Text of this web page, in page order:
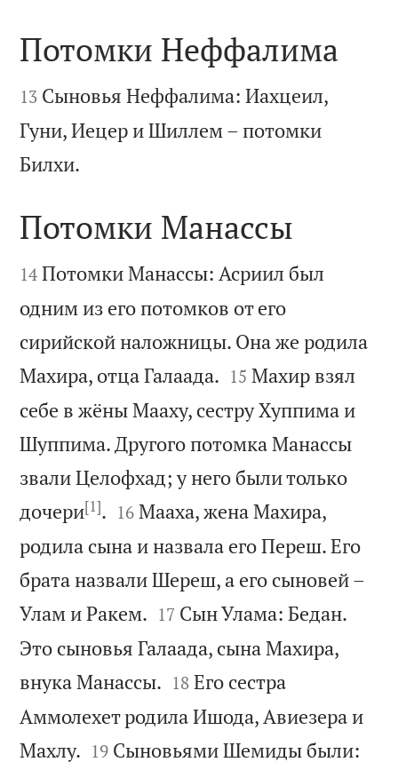

Потомки Неффалима

13 Сыновья Неффалима: Иахцеил,
Гуни, Иецер и Шиллем – потомки
Билхи.

Потомки Манассы

14 Потомки Манассы: Асриил был
одним из его потомков от его
сирийской наложницы. Она же родила
Махира, отца Галаада. 

15 Махир взял
себе в жёны Мааху, сестру Хуппима и
Шуппима. Другого потомка Манассы
звали Целофхад; у него были только
дочери[1]. 

16 Мааха, жена Махира,
родила сына и назвала его Переш. Его
брата назвали Шереш, а его сыновей –
Улам и Ракем. 

17 Сын Улама: Бедан.
Это сыновья Галаада, сына Махира,
внука Манассы. 

18 Его сестра
Аммолехет родила Ишода, Авиезера и
Махлу. 

19 Сыновьями Шемиды были: